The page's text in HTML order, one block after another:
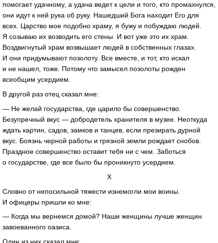
помогает удачному, а удача ведет к цели и того, кто промахнулся,
они идут к ней рука об руку. Нашедший Бога находит Его для
всех. Царство мое подобно храму, я бужу и побуждаю людей.
Я созываю их возводить его стены. И вот уже это их храм.
Воздвигнутый храм возвышает людей в собственных глазах.
И они придумывают позолоту. Все вместе, и тот, кто искал
и не нашел, тоже. Потому что замысел позолоты рожден
всеобщим усердием.
В другой раз отец сказал мне:
— Не желай государства, где царило бы совершенство.
Безупречный вкус — добродетель хранителя в музее. Неоткуда
ждать картин, садов, замков и танцев, если презирать дурной
вкус. Боязнь черной работы и грязной земли рождает снобов.
Праздное совершенство оставит тебя ни с чем. Заботься
о государстве, где все было бы проникнуто усердием.
X
Словно от непосильной тяжести изнемогли мои воины.
И офицеры пришли ко мне:
— Когда мы вернемся домой? Наши женщины лучше женщин
завоеванного оазиса.